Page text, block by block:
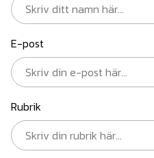
E-post
Rubrik